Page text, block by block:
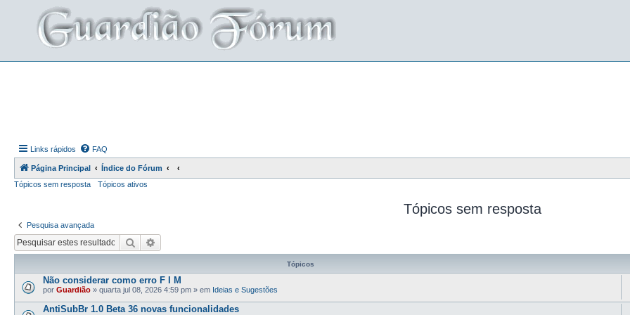
Links rápidos FAQ
Página Principal
Índice do Fórum
Tópicos sem resposta
Tópicos ativos
Tópicos sem resposta
Pesquisa avançada
Pesquisar
Tópicos
Não considerar como erro F I M
por Guardião » quarta jul 08, 2026 4:59 pm » em Ideias e Sugestões
AntiSubBr 1.0 Beta 36 novas funcionalidades